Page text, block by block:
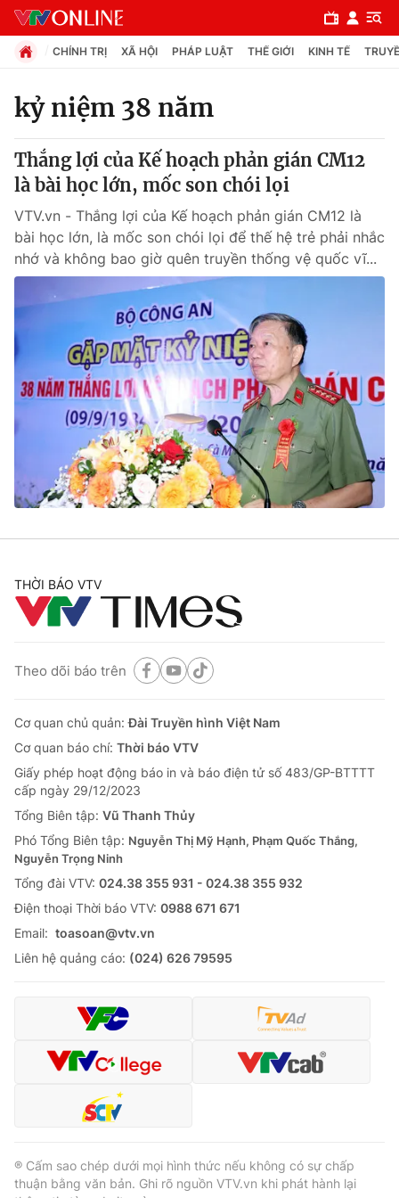
Chuyên mục
Chính trị
Xã hội
Pháp luật
Y tế
Thế giới
Tin tức
Thế giới đó đây
Câu chuyện quốc tế
Kinh tế
Tài chính
Thị trường
Góc doanh nghiệp
Dữ liệu và đời sống
Truyền hình
Phim VTV
Hậu trường
Giải sao mai
Giải trí
Điện ảnh
Âm nhạc
Du lịch
Làm đẹp
Chất lượng cuộc sống
Tuyển sinh
Học trực tuyến
Công nghệ
Hitech Công nghệ tương lai
Sản phẩm
Thị trường
Tư vấn
Giao lưu trực tuyến
Lịch phát sóng
Chuyên mục khác
Emagazine Podcast
Video Shorts video
VTV Money
VTV Sức khoẻ Bất động sản
CHÍNH TRỊ XÃ HỘI PHÁP LUẬT THẾ GIỚI KINH TẾ
kỷ niệm 38 năm
Thắng lợi của Kế hoạch phản gián CM12
là bài học lớn, mốc son chói lọi
VTV.vn - Thắng lợi của Kế hoạch phản gián CM12 là
bài học lớn, là mốc son chói lọi để thế hệ trẻ phải nhắc
nhớ và không bao giờ quên truyền thống vệ quốc vĩ...
THỜI BÁO VTV
Theo dõi báo trên
Cơ quan chủ quản:Đài Truyền hình Việt Nam
Cơ quan báo chí: Thời báo VTV
Giấy phép hoạt động báo in và báo điện tử số 483/GP-BTTTT
cấp ngày 29/12/2023
Tổng Biên tập: Vũ Thanh Thủy
Phó Tổng Biên tập: Nguyễn Thị Mỹ Hạnh, Phạm Quốc Thắng,
Nguyễn Trọng Ninh
Tổng đài VTV: 024.38 355 931 - 024.38 355 932
Ðiện thoại Thời báo VTV: 0988 671 671
Email: toasoan@vtv.vn
Liên hệ quảng cáo: (024) 626 79595
® Cấm sao chép dưới mọi hình thức nếu không có sự chấp
thuận bằng văn bản. Ghi rõ nguồn VTV.vn khi phát hành lại